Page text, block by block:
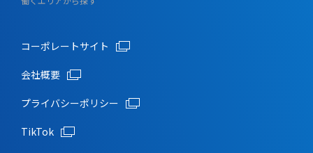
コーポレートサイト
会社概要
プライバシーポリシー
TikTok